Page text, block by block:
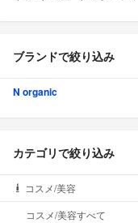
ブランドで絞り込み
N organic
カテゴリで絞り込み
コスメ/美容
コスメ/美容すべて